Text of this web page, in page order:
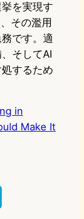
を実現す
その濫用
です。適
そしてAI
するため
in
Make It